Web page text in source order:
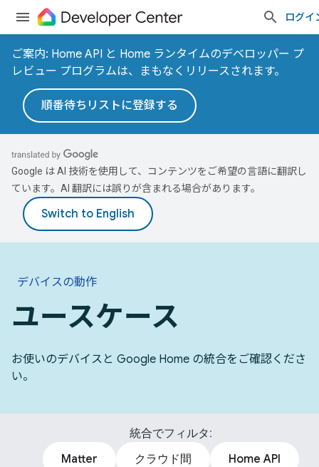
ログイ
ご案内: Home API と Home ランタイムのデベロッパー プ
レビュー プログラムは、まもなくリリースされます。
順番待ちリストに登録する
Google は AI 技術を使用して、コンテンツをご希望の言語に翻訳し
ています。AI 翻訳には誤りが含まれる場合があります。
デバイスの動作
ユースケース
お使いのデバイスと Google Home の統合をご確認くださ
い。